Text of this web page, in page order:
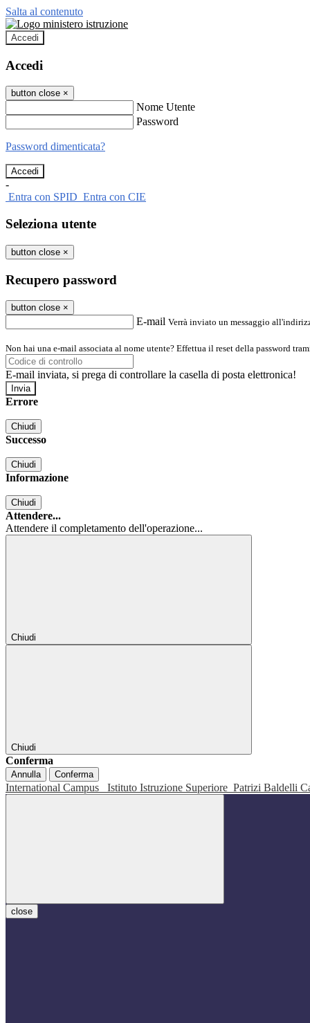
Salta al contenuto
Accedi
Accedi
button close ×
Nome Utente
Password
Password dimenticata?
-
Entra con SPID Entra con CIE
Seleziona utente
button close ×
Recupero password
button close ×
E-mail Verrà inviato un messaggio
Non hai una e-mail associata al nome utente? Effettua il reset della password
E-mail inviata, si prega di controllare la casella di posta elettronica!
Errore
Chiudi
Successo
Chiudi
Informazione
Chiudi
Attendere...
Attendere il completamento dell'operazione...
Chiudi
Chiudi
Conferma
Annulla Conferma
International Campus Istituto Istruzione Superiore Patrizi Baldelli
close